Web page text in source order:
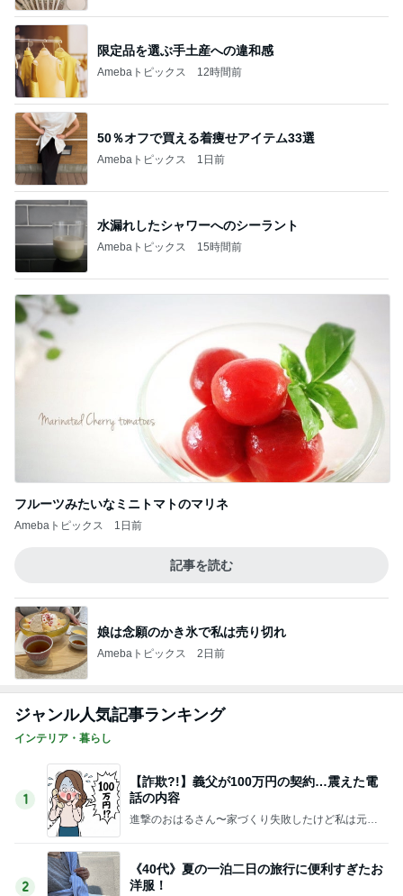
限定品を選ぶ手土産への違和感
Amebaトピックス 12時間前
50％オフで買える着痩せアイテム33選
Amebaトピックス 1日前
水漏れしたシャワーへのシーラント
Amebaトピックス 15時間前
フルーツみたいなミニトマトのマリネ
Amebaトピックス 1日前
記事を読む
娘は念願のかき氷で私は売り切れ
Amebaトピックス 2日前
ジャンル人気記事ランキング
インテリア・暮らし
1
【詐欺?!】義父が100万円の契約…震えた電
話の内容
進撃のおはるさん〜家づくり失敗したけど私は元気
2
《40代》夏の一泊二日の旅行に便利すぎたお
洋服！